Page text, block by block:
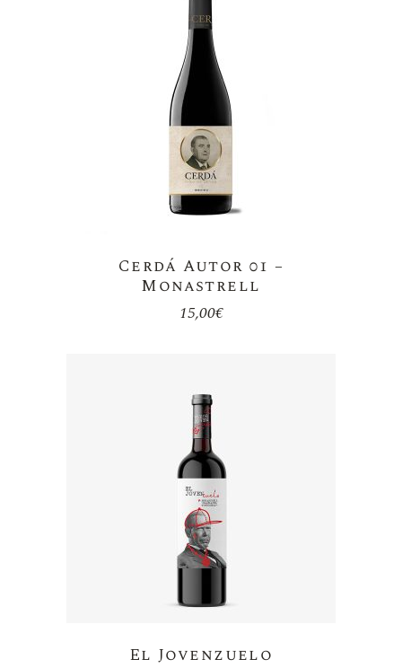
Cerdá Autor 01 –
Monastrell
15,00€
El Jovenzuelo